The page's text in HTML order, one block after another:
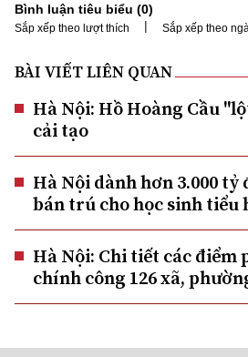
Bình luận tiêu biểu (0)
Sắp xếp theo lượt thích | Sắp xếp theo
BÀI VIẾT LIÊN QUAN
Hà Nội: Hồ Hoàng Cầu
cải tạo
Hà Nội dành hơn 3.000
bán trú cho học sinh tiểu
Hà Nội: Chi tiết các điểm
chính công 126 xã,